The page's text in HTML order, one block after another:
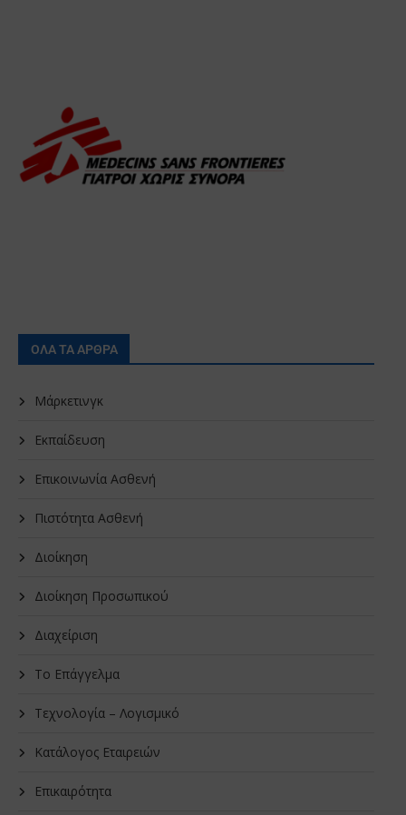
ΟΛΑ ΤΑ ΑΡΘΡΑ
Μάρκετινγκ
Εκπαίδευση
Επικοινωνία Ασθενή
Πιστότητα Ασθενή
Διοίκηση
Διοίκηση Προσωπικού
Διαχείριση
Το Επάγγελμα
Τεχνολογία – Λογισμικό
Κατάλογος Εταιρειών
Επικαιρότητα